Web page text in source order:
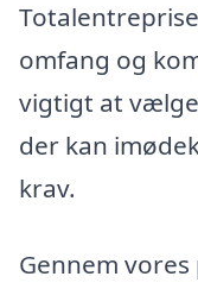
omfang og
vigtigt at
der kan
krav.
Gennem